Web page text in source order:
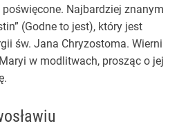
Najbardziej znanym
(Godne to jest), który jest
św. Jana Chryzostoma. Wierni
w modlitwach, prosząc o jej